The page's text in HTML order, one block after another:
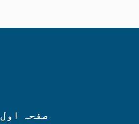
صفحہ اول